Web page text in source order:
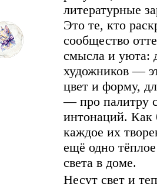
литературные
Это те, кто
сообщество
смысла и уюта:
художников —
цвет и форму,
— про палитру
интонаций. Как
каждое их
ещё одно
света в доме.
Несут свет и